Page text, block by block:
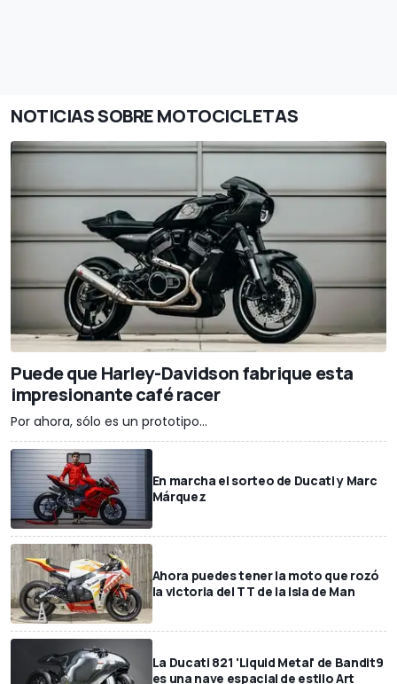
NOTICIAS SOBRE MOTOCICLETAS
Puede que Harley-Davidson fabrique esta
impresionante café racer
Por ahora, sólo es un prototipo...
En marcha el sorteo de Ducati y Marc
Márquez
Ahora puedes tener la moto que rozó
la victoria del TT de la Isla de Man
La Ducati 821 'Liquid Metal' de Bandit9
es una nave espacial de estilo Art